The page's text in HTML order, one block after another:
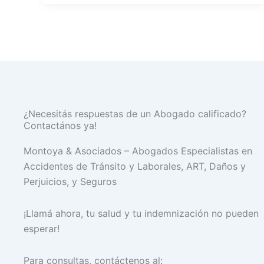
¿Necesitás respuestas de un Abogado calificado?
Contactános ya!
Montoya & Asociados – Abogados Especialistas en
Accidentes de Tránsito y Laborales, ART, Daños y
Perjuicios, y Seguros
¡Llamá ahora, tu salud y tu indemnización no pueden
esperar!
Para consultas, contáctenos al: